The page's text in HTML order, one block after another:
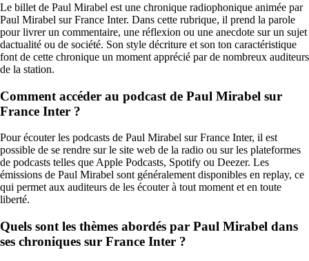
Le billet de Paul Mirabel est une chronique radiophonique animée par
Paul Mirabel sur France Inter. Dans cette rubrique, il prend la parole
pour livrer un commentaire, une réflexion ou une anecdote sur un sujet
dactualité ou de société. Son style décriture et son ton caractéristique
font de cette chronique un moment apprécié par de nombreux auditeurs
de la station.
Comment accéder au podcast de Paul Mirabel sur
France Inter ?
Pour écouter les podcasts de Paul Mirabel sur France Inter, il est
possible de se rendre sur le site web de la radio ou sur les plateformes
de podcasts telles que Apple Podcasts, Spotify ou Deezer. Les
émissions de Paul Mirabel sont généralement disponibles en replay, ce
qui permet aux auditeurs de les écouter à tout moment et en toute
liberté.
Quels sont les thèmes abordés par Paul Mirabel dans
ses chroniques sur France Inter ?